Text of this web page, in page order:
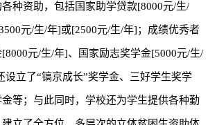
种资助，包括国家助学贷款[8000元/生/
元/生/年]或[2500元/生/年]；成绩优秀者
[8000元/生/年]、国家励志奖学金[5000元/生/
设立了“镐京成长”奖学金、三好学生奖学
等；与此同时，学校还为学生提供各种勤